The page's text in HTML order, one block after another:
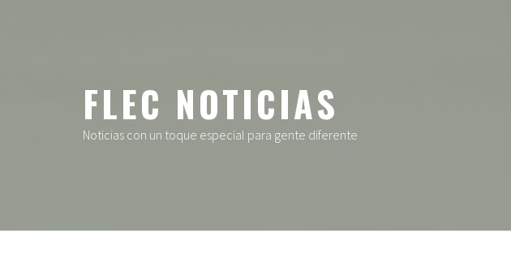
FLEC NOTICIAS
Noticias con un toque especial para gente diferente